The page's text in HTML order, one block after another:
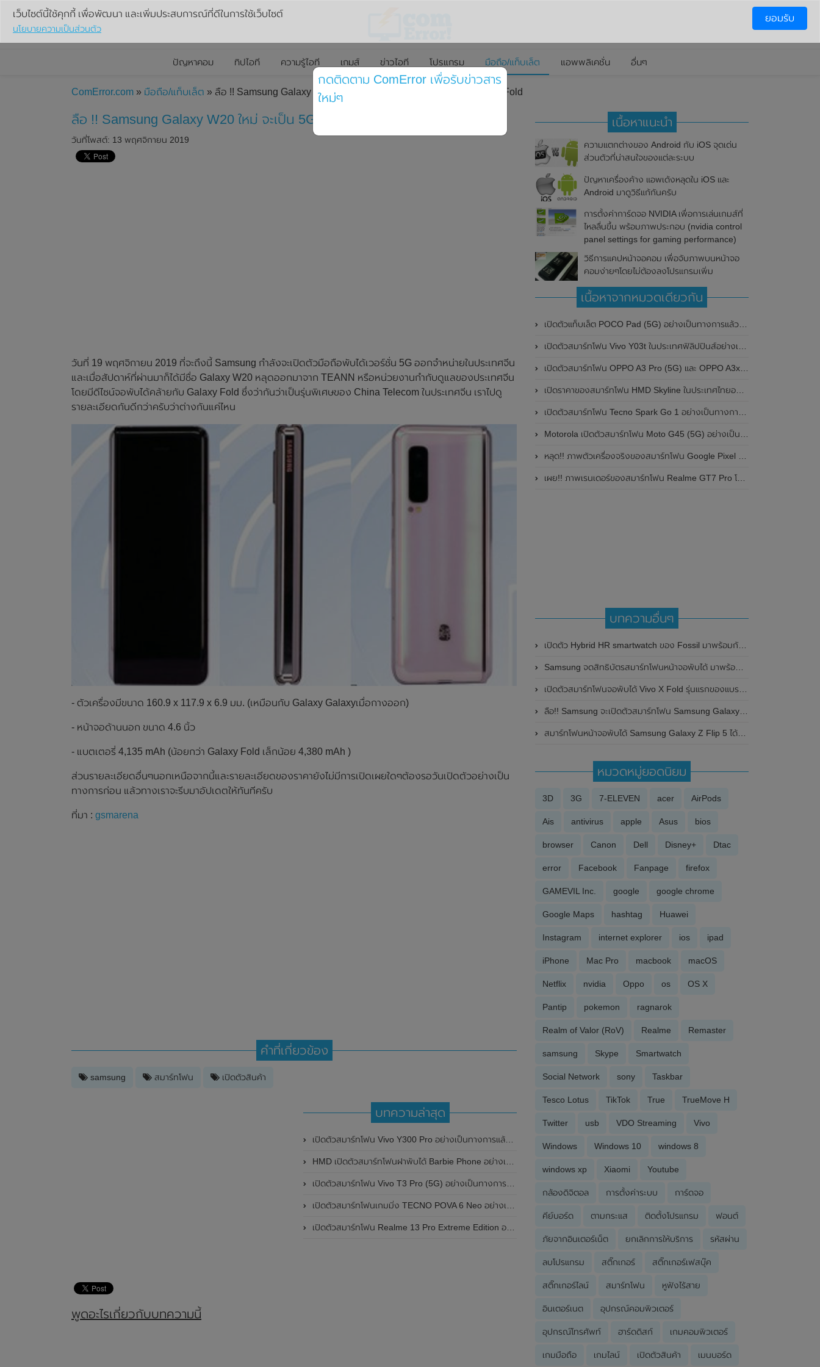
ปัญหาคอม ทิปไอที ความรู้ไอที เกมส์ ข่าวไอที โปรแกรม มือถือ/แท็บเล็ต แอพพลิเคชั่น อื่นๆ
ComError.com » มือถือ/แท็บเล็ต » ลือ !! Samsung Galaxy W20 ใหม่ จะเป็น 5G มือถือพับได้ คล้าย Galaxy Fold
ลือ !! Samsung Galaxy W20 ใหม่ จะเป็น 5G มือถือพับได้ คล้าย Galaxy Fold
วันที่โพสต์: 13 พฤศจิกายน 2019
วันที่ 19 พฤศจิกายน 2019 ที่จะถึงนี้ Samsung กำลังจะเปิดตัวมือถือพับได้เวอร์ชั่น 5G ออกจำหน่ายในประเทศจีน
และเมื่อสัปดาห์ที่ผ่านมาก็ได้มีชื่อ Galaxy W20 หลุดออกมาจาก TEANN หรือหน่วยงานกำกับดูแลของประเทศจีน
โดยมีดีไซน์จอพับได้คล้ายกับ Galaxy Fold ซึ่งว่ากันว่าเป็นรุ่นพิเศษของ China Telecom ในประเทศจีน เราไปดู
รายละเอียดกันดีกว่าครับว่าต่างกันแค่ไหน
- ตัวเครื่องมีขนาด 160.9 x 117.9 x 6.9 มม. (เหมือนกับ Galaxy Galaxyเมื่อกางออก)
- หน้าจอด้านนอก ขนาด 4.6 นิ้ว
- แบตเตอรี่ 4,135 mAh (น้อยกว่า Galaxy Fold เล็กน้อย 4,380 mAh )
ส่วนรายละเอียดอื่นๆนอกเหนือจากนี้และรายละเอียดของราคายังไม่มีการเปิดเผยใดๆต้องรอวันเปิดตัวอย่างเป็น
ทางการก่อน แล้วทางเราจะรีบมาอัปเดตให้ทันทีครับ
ที่มา : gsmarena
คำที่เกี่ยวข้อง
samsung สมาร์ทโฟน เปิดตัวสินค้า
บทความล่าสุด
เปิดตัวสมาร์ทโฟน Vivo Y300 Pro อย่างเป็นทางการแล้วในประเทศจีน มาพร้อมดีไซน์พรีเมี่ยม ทนทาน และแบตเตอรี่สุดอึดขนาดใหญ่ 6,500mAh พร้อมรองรับการชาร์จไว 80W
HMD เปิดตัวสมาร์ทโฟนฝาพับได้ Barbie Phone อย่างเป็นทางการแล้ว มาพร้อมธีมสีชมพูสดใส
เปิดตัวสมาร์ทโฟน Vivo T3 Pro (5G) อย่างเป็นทางการแล้วในประเทศอินเดีย
เปิดตัวสมาร์ทโฟนเกมมิ่ง TECNO POVA 6 Neo อย่างเป็นทางการแล้วในประเทศไทย ในราคา 8,499 บาท
เปิดตัวสมาร์ทโฟน Realme 13 Pro Extreme Edition อย่างเป็นทางการแล้วในประเทศจีน
พูดอะไรเกี่ยวกับบทความนี้
เนื้อหาแนะนำ
ความแตกต่างของ Android กับ iOS จุดเด่น
ส่วนตัวที่น่าสนใจของแต่ละระบบ
ปัญหาเครื่องค้าง แอพเด้งหลุดใน iOS และ
Android มาดูวิธีแก้กันครับ
การตั้งค่าการ์ดจอ NVIDIA เพื่อการเล่นเกมส์ที่
ไหลลื่นขึ้น พร้อมภาพประกอบ (nvidia control
panel settings for gaming performance)
วิธีการแคปหน้าจอคอม เพื่อจับภาพบนหน้าจอ
คอมง่ายๆโดยไม่ต้องลงโปรแกรมเพิ่ม
เนื้อหาจากหมวดเดียวกัน
เปิดตัวแท็บเล็ต POCO Pad (5G) อย่างเป็นทางการแล้วในประเทศอินเดีย มาพร้อมชิปเซ็ต Snapdragon 7s Gen 2 ของ Qualcomm และรองรับเครือข่าย 5G
เปิดตัวสมาร์ทโฟน Vivo Y03t ในประเทศฟิลิปปินส์อย่างเป็นทางการแล้ว มาพร้อมชิปเซ็ต Unisoc T612 , กล้องหลัง ความละเอียด 13MP , แบตเตอรี่ 5,000mAh และหน้าจอแสดงผล LCD / 90Hz
เปิดตัวสมาร์ทโฟน OPPO A3 Pro (5G) และ OPPO A3x ในประเทศไทยอย่างเป็นทางการแล้ว ในราคาเริ่มต้นเพียง 3,999 บาท
เปิดราคาของสมาร์ทโฟน HMD Skyline ในประเทศไทยอย่างเป็นทางการแล้ว ราคา 14,990 บาท
เปิดตัวสมาร์ทโฟน Tecno Spark Go 1 อย่างเป็นทางการแล้ว มาพร้อมหน้าจอแสดงผล LCD / 120Hz , แบตเตอรี่ 5,000mAh และใช้ชิปเซ็ต Unisoc
Motorola เปิดตัวสมาร์ทโฟน Moto G45 (5G) อย่างเป็นทางการแล้วในอินเดีย
หลุด!! ภาพตัวเครื่องจริงของสมาร์ทโฟน Google Pixel 9a โชว์ดีไซน์ใหม่ กล้องหลังแบนราบ ไม่มีกรอบของกล้องแล้ว
เผย!! ภาพเรนเดอร์ของสมาร์ทโฟน Realme GT7 Pro โชว์ให้เห็นดีไซน์ใหม่ พร้อมเผยรายละเอียดสเปกที่สำคัญบางส่วน
บทความอื่นๆ
เปิดตัว Hybrid HR smartwatch ของ Fossil มาพร้อมกับหน้าปัดแบบอนาล็อกและหน้าจอ e-ink
Samsung จดสิทธิบัตรสมาร์ทโฟนหน้าจอพับได้ มาพร้อมกับกล้องหมุนไปกลับได้
เปิดตัวสมาร์ทโฟนจอพับได้ Vivo X Fold รุ่นแรกของแบรนด์อย่างเป็นทางการแล้วในประเทศจีน
ลือ!! Samsung จะเปิดตัวสมาร์ทโฟน Samsung Galaxy S23 Series ในวันที่ 1 กุมภาพันธ์ 2023
สมาร์ทโฟนหน้าจอพับได้ Samsung Galaxy Z Flip 5 ได้ผ่านการรับรองจาก BIS ของอินเดียแล้ว คอนเฟิร์มวางจำหน่ายในประเทศอินเดียแน่นอน
หมวดหมู่ยอดนิยม
3D 3G 7-ELEVEN acer AirPods
Ais antivirus apple Asus bios
browser Canon Dell Disney+ Dtac
error Facebook Fanpage firefox
GAMEVIL Inc. google google chrome
Google Maps hashtag Huawei
Instagram internet explorer ios ipad
iPhone Mac Pro macbook macOS
Netflix nvidia Oppo os OS X
Pantip pokemon ragnarok
Realm of Valor (RoV) Realme Remaster
samsung Skype Smartwatch
Social Network sony Taskbar
Tesco Lotus TikTok True TrueMove H
Twitter usb VDO Streaming Vivo
Windows Windows 10 windows 8
windows xp Xiaomi Youtube
กล้องดิจิตอล การตั้งค่าระบบ การ์ดจอ
คีย์บอร์ด ตามกระแส ติดตั้งโปรแกรม ฟอนต์
ภัยจากอินเตอร์เน็ต ยกเลิกการให้บริการ รหัสผ่าน
ลบโปรแกรม สติ๊กเกอร์ สติ๊กเกอร์เฟสบุ๊ค
สติ๊กเกอร์ไลน์ สมาร์ทโฟน หูฟังไร้สาย
อินเตอร์เนต อุปกรณ์คอมพิวเตอร์
อุปกรณ์โทรศัพท์ ฮาร์ดดิสก์ เกมคอมพิวเตอร์
เกมมือถือ เกมไลน์ เปิดตัวสินค้า เมนบอร์ด
เว็บไซต์นี้ใช้คุกกี้ เพื่อพัฒนา และเพิ่มประสบการณ์ที่ดีในการใช้เว็บไซต์
นโยบายความเป็นส่วนตัว
ยอมรับ
กดติดตาม ComError เพื่อรับข่าวสาร
ใหม่ๆ